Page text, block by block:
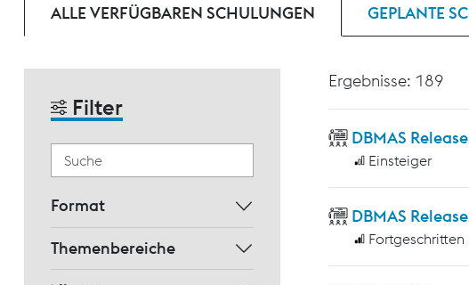
ALLE VERFÜGBAREN SCHULUNGEN GEPLANTE
Filter
Format
Themenbereiche
Ergebnisse: 189
DBMAS
Einsteiger
DBMAS
Fortgeschritten